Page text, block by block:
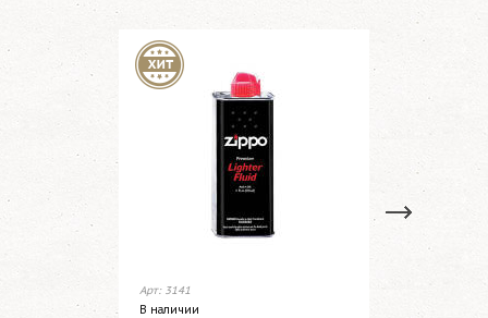
Арт: 3141
В наличии
В наличии